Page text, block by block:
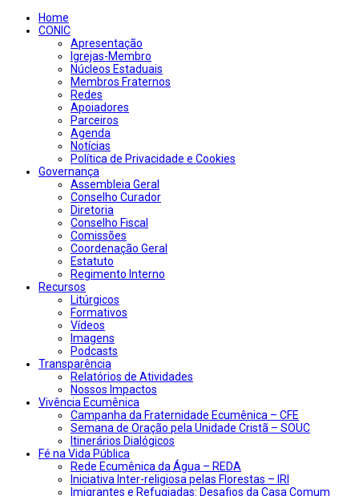
Home
CONIC
Apresentação
Igrejas-Membro
Núcleos Estaduais
Membros Fraternos
Redes
Apoiadores
Parceiros
Agenda
Notícias
Política de Privacidade e Cookies
Governança
Assembleia Geral
Conselho Curador
Diretoria
Conselho Fiscal
Comissões
Coordenação Geral
Estatuto
Regimento Interno
Recursos
Litúrgicos
Formativos
Vídeos
Imagens
Podcasts
Transparência
Relatórios de Atividades
Nossos Impactos
Vivência Ecumênica
Campanha da Fraternidade Ecumênica – CFE
Semana de Oração pela Unidade Cristã – SOUC
Itinerários Dialógicos
Fé na Vida Pública
Rede Ecumênica da Água – REDA
Iniciativa Inter-religiosa pelas Florestas – IRI
Imigrantes e Refugiadas: Desafios da Casa Comum